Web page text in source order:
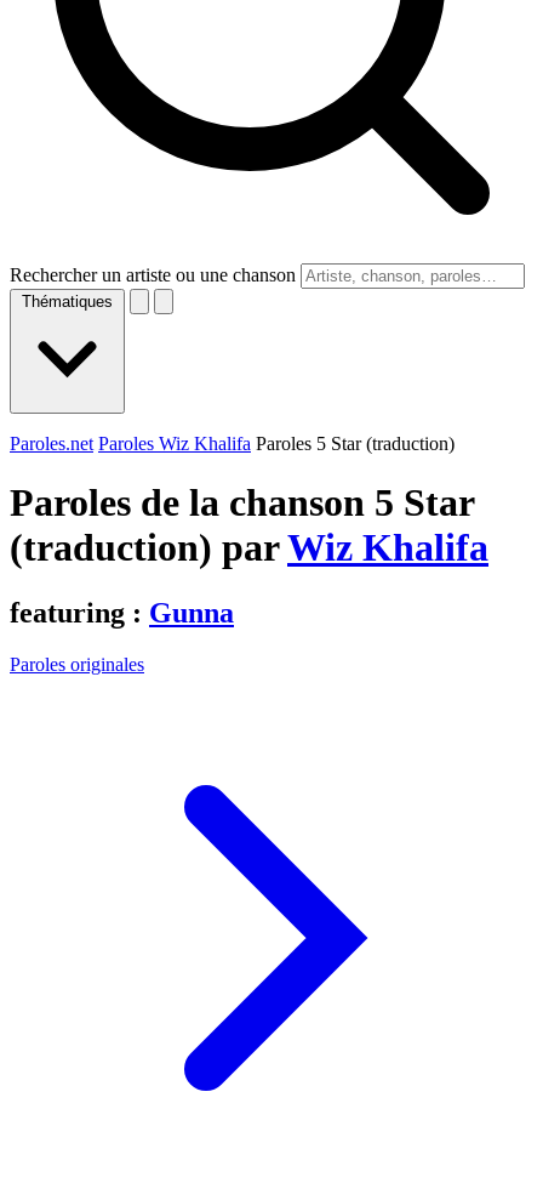
Rechercher un artiste ou une chanson
Thématiques
Paroles.net Paroles Wiz Khalifa Paroles 5 Star (traduction)
Paroles de la chanson 5 Star
(traduction) parWiz Khalifa
featuring : Gunna
Paroles originales